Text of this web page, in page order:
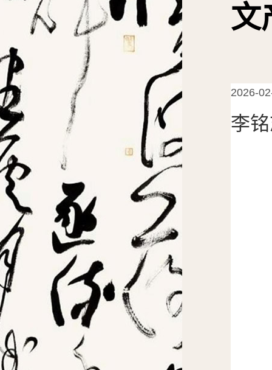
文
2026-
李